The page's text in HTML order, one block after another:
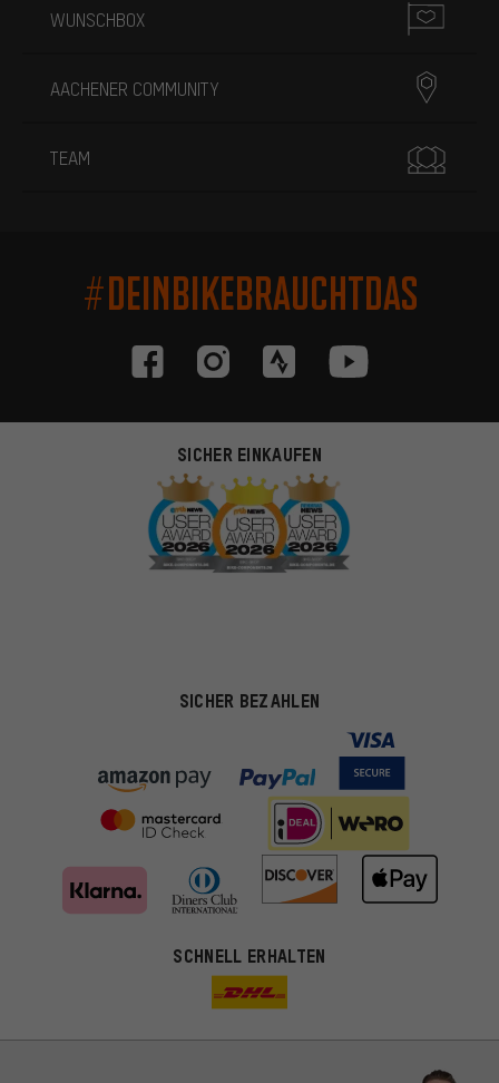
WUNSCHBOX
AACHENER COMMUNITY
TEAM
#DEINBIKEBRAUCHTDAS
SICHER EINKAUFEN
SICHER BEZAHLEN
SCHNELL ERHALTEN